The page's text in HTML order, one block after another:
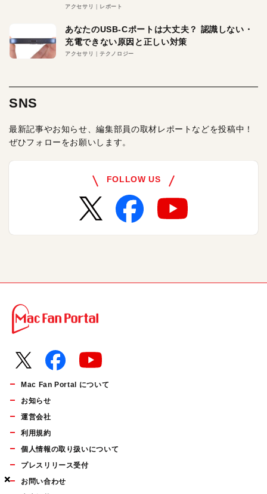
×
×
×
アクセサリ レポート
あなたのUSB-Cポートは大丈夫？ 認識しない・
充電できない原因と正しい対策
アクセサリ テクノロジー
SNS
最新記事やお知らせ、編集部員の取材レポートなどを投稿中！
ぜひフォローをお願いします。
FOLLOW US
Mac Fan Portal について
お知らせ
運営会社
利用規約
個人情報の取り扱いについて
プレスリリース受付
お問い合わせ